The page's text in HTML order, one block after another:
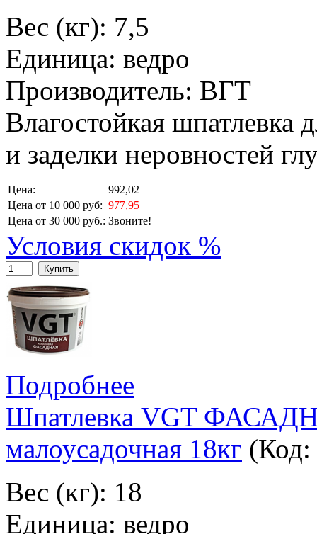
Вес (кг): 7,5
Единица: ведро
Производитель: ВГТ
Влагостойкая шпатлевка
и заделки неровностей
Цена:
992,02
Цена от 10 000 руб: 977,95
Цена от 30 000 руб.: Звоните!
Условия скидок %
Купить
Подробнее
Шпатлевка VGT
малоусадочная 18кг (Код:
Вес (кг): 18
Единица: ведро